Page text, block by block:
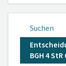
Suchen
BGH 4 StR